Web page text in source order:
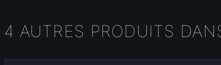
4 AUTRES PRODUITS